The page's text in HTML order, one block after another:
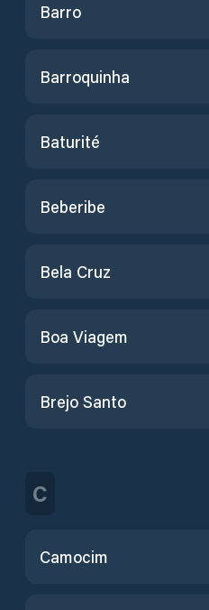
Barro
Barroquinha
Baturité
Beberibe
Bela Cruz
Boa Viagem
Brejo Santo
C
Camocim